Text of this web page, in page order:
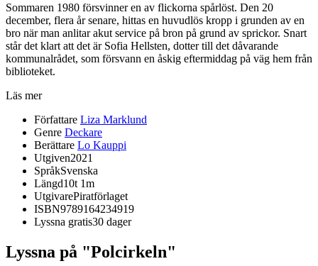
Sommaren 1980 försvinner en av flickorna spårlöst. Den 20
december, flera år senare, hittas en huvudlös kropp i grunden av en
bro när man anlitar akut service på bron på grund av sprickor. Snart
står det klart att det är Sofia Hellsten, dotter till det dåvarande
kommunalrådet, som försvann en åskig eftermiddag på väg hem från
biblioteket.
Läs mer
Författare Liza Marklund
Genre Deckare
Berättare Lo Kauppi
Utgiven2021
SpråkSvenska
Längd10t 1m
UtgivarePiratförlaget
ISBN9789164234919
Lyssna gratis30 dager
Lyssna på "Polcirkeln"